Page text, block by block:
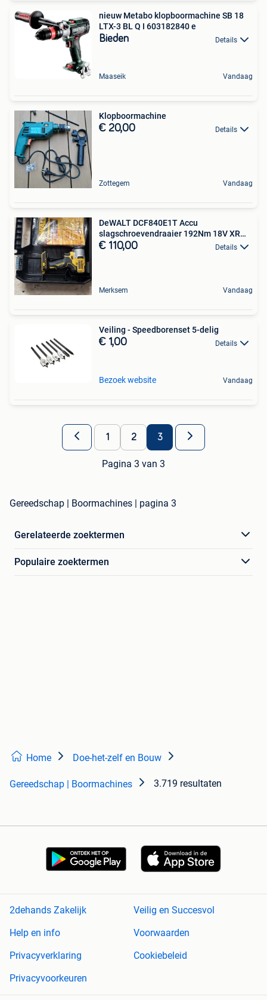
nieuw Metabo klopboormachine SB 18
LTX-3 BL Q I 603182840 e
Bieden Details
Maaseik Vandaag
Klopboormachine
€ 20,00 Details
Zottegem Vandaag
DeWALT DCF840E1T Accu
slagschroevendraaier 192Nm 18V XR
1.7A
€ 110,00 Details
Merksem Vandaag
Veiling - Speedborenset 5-delig
€ 1,00 Details
Bezoek website Vandaag
1 2 3
Pagina 3 van 3
Gereedschap | Boormachines | pagina 3
Gerelateerde zoektermen
Populaire zoektermen
Home Doe-het-zelf en Bouw
Gereedschap | Boormachines 3.719 resultaten
2dehands Zakelijk
Veilig en Succesvol
Help en info
Voorwaarden
Privacyverklaring
Cookiebeleid
Privacyvoorkeuren